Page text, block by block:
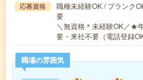
応募資格
職種未経験OK / ブランク
要
＼無資格＊未経験OK／★
要・来社不要（電話登録
職場の雰囲気